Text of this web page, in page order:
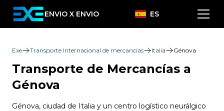
ENVIO X ENVIO ES
Exe Transporte Internacional de mercancías Italia Génova
Transporte de Mercancías a
Génova
Génova, ciudad de Italia y un centro logístico neurálgico